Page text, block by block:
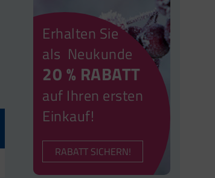
Erhalten Sie
als Neukunde
20 % RABATT
auf Ihren ersten
Einkauf!
RABATT SICHERN!